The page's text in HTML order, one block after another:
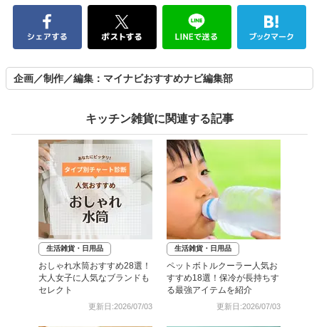
企画／制作／編集：マイナビおすすめナビ編集部
キッチン雑貨に関連する記事
生活雑貨・日用品
おしゃれ水筒おすすめ28選！
大人女子に人気なブランドも
セレクト
更新日:2026/07/03
生活雑貨・日用品
ペットボトルクーラー人気お
すすめ18選！保冷が長持ちす
る最強アイテムを紹介
更新日:2026/07/03